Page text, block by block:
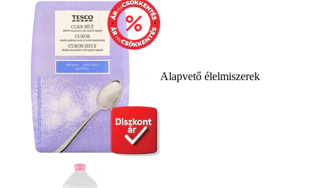
Alapvető élelmiszerek